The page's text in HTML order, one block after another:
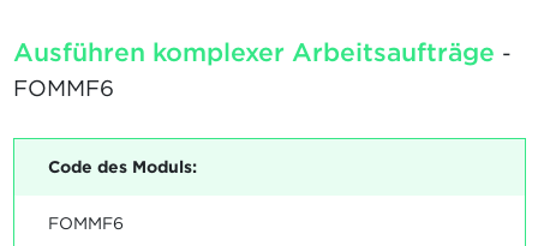
Ausführen komplexer Arbeitsaufträge -
FOMMF6
Code des Moduls:
FOMMF6